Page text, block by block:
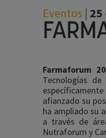
Eventos | 25
Farmaforum
Tecnologías
afianzado su
ha ampliado su
a través de
Nutraforum y